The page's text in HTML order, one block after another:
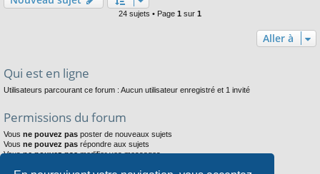
24 sujets • Page 1 sur 1
Aller à
Qui est en ligne
Utilisateurs parcourant ce forum : Aucun utilisateur enregistré et 1 invité
Permissions du forum
Vous ne pouvez pas poster de nouveaux sujets
Vous ne pouvez pas répondre aux sujets
Vousne pouvez pasmodifier vos messages